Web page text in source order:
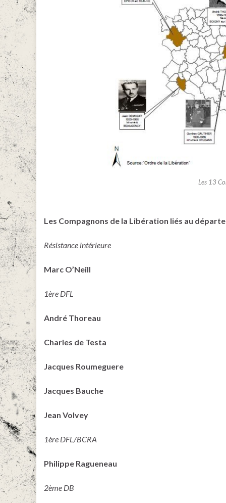
Les 13
Les Compagnons de la Libération liés au
Résistance intérieure
Marc O’Neill
1ère DFL
André Thoreau
Charles de Testa
Jacques Roumeguere
Jacques Bauche
Jean Volvey
1ère DFL/BCRA
Philippe Ragueneau
2ème DB